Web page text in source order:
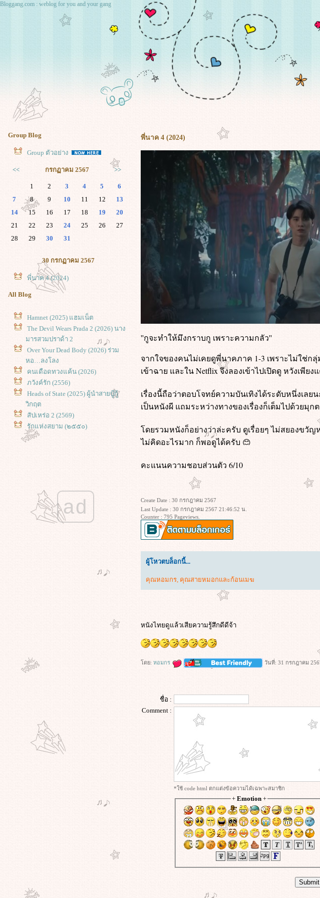
Bloggang.com : weblog for you and your gang
Group Blog
Group ตัวอย่าง
<< กรกฏาคม 2567 >>
1 2 3 4 5
6
7
8 9 10 11 12
13
14
15 16 17 18 19
20
21
22 23 24 25 26
27
28
29 30 31
30 กรกฏาคม 2567
พี่นาค 4 (2024)
All Blog
Hamnet (2025) แฮมเน็ต
The Devil Wears Prada 2 (2026) นาง
มารสวมปราด้า 2
Over Your Dead Body (2026) ร่วม
หอ…ลงโลง
คนเดือดทวงแค้น (2026)
ภวังค์รัก (2556)
Heads of State (2025) ผู้นำสายบู๊กู้
วิกฤต
สัปเหร่อ 2 (2569)
รักแห่งสยาม (๒๕๕๐)
9 (2009) ซูเปอร์ไนน์ อัจฉริยะพลิก
Mercy (2026) 90 นาที สั่งตา
The Voyeurs (2021) ส่อง แส่ ซว
Fake โกหกทั้งเพ (2546)
Star Trek Beyond (2016) สตาร์ เทรค
Star Trek (2009) สตาร์ เทรค สงคราม
ซัมเมอร์ของฉัน 500 วัน ไม่ลืมเธอ
Train Dreams (2025) ทางรถไฟสา
ฝัน
Project Hail Mary (2026) ภารกิจกู้
สุริยะ
Apex (2026) ห่วงโซ่สังหาร
KPop Demon Hunters (2025) เกิร์ล
บ้านร้า
ad
พี่นาค 4 (2024)
''กูจะทำให้มึงกราบกู เพราะความกลัว''
จากใจของคนไม่เคยดูพี่นาคภาค 1-3 เพราะไม่ใช่
เข้าฉาย และใน Netflix จึงลองเข้าไปเปิดดู หวังเพีย
เรื่องนี้ถือว่าตอบโจทย์ความบันเทิงได้ระดับหนึ่งเล
เป็นหนังผี แถมระหว่างทางของเรื่องก็เต็มไปด้วยมุ
ดยรวมหนังก็อย่างว่าล่ะครับ ดูเรื่อยๆ ไม่สยองขวั
ไม่คิดอะไรมาก ก็พอดูได้ครับ
คะแนนความชอบส่วนตัว 6/10
Create Date : 30 กรกฎาคม 2567
Last Update : 30 กรกฎาคม 2567 21:46:52 น.
Counter : 795 Pageviews.
ผู้โหวตบล็อกนี้...
คุณหอมกร, คุณสายหมอกและก้อนเมฆ
หนังไทยดูแล้วเสียความรู้สึกดีดีจ้า
ดย: หอมกร วันที่: 31 กรกฎาคม
ชื่อ :
Comment :
*ใช้ code html ตกแต่งข้อความได้เฉพาะสมาชิก
+ Emotion+